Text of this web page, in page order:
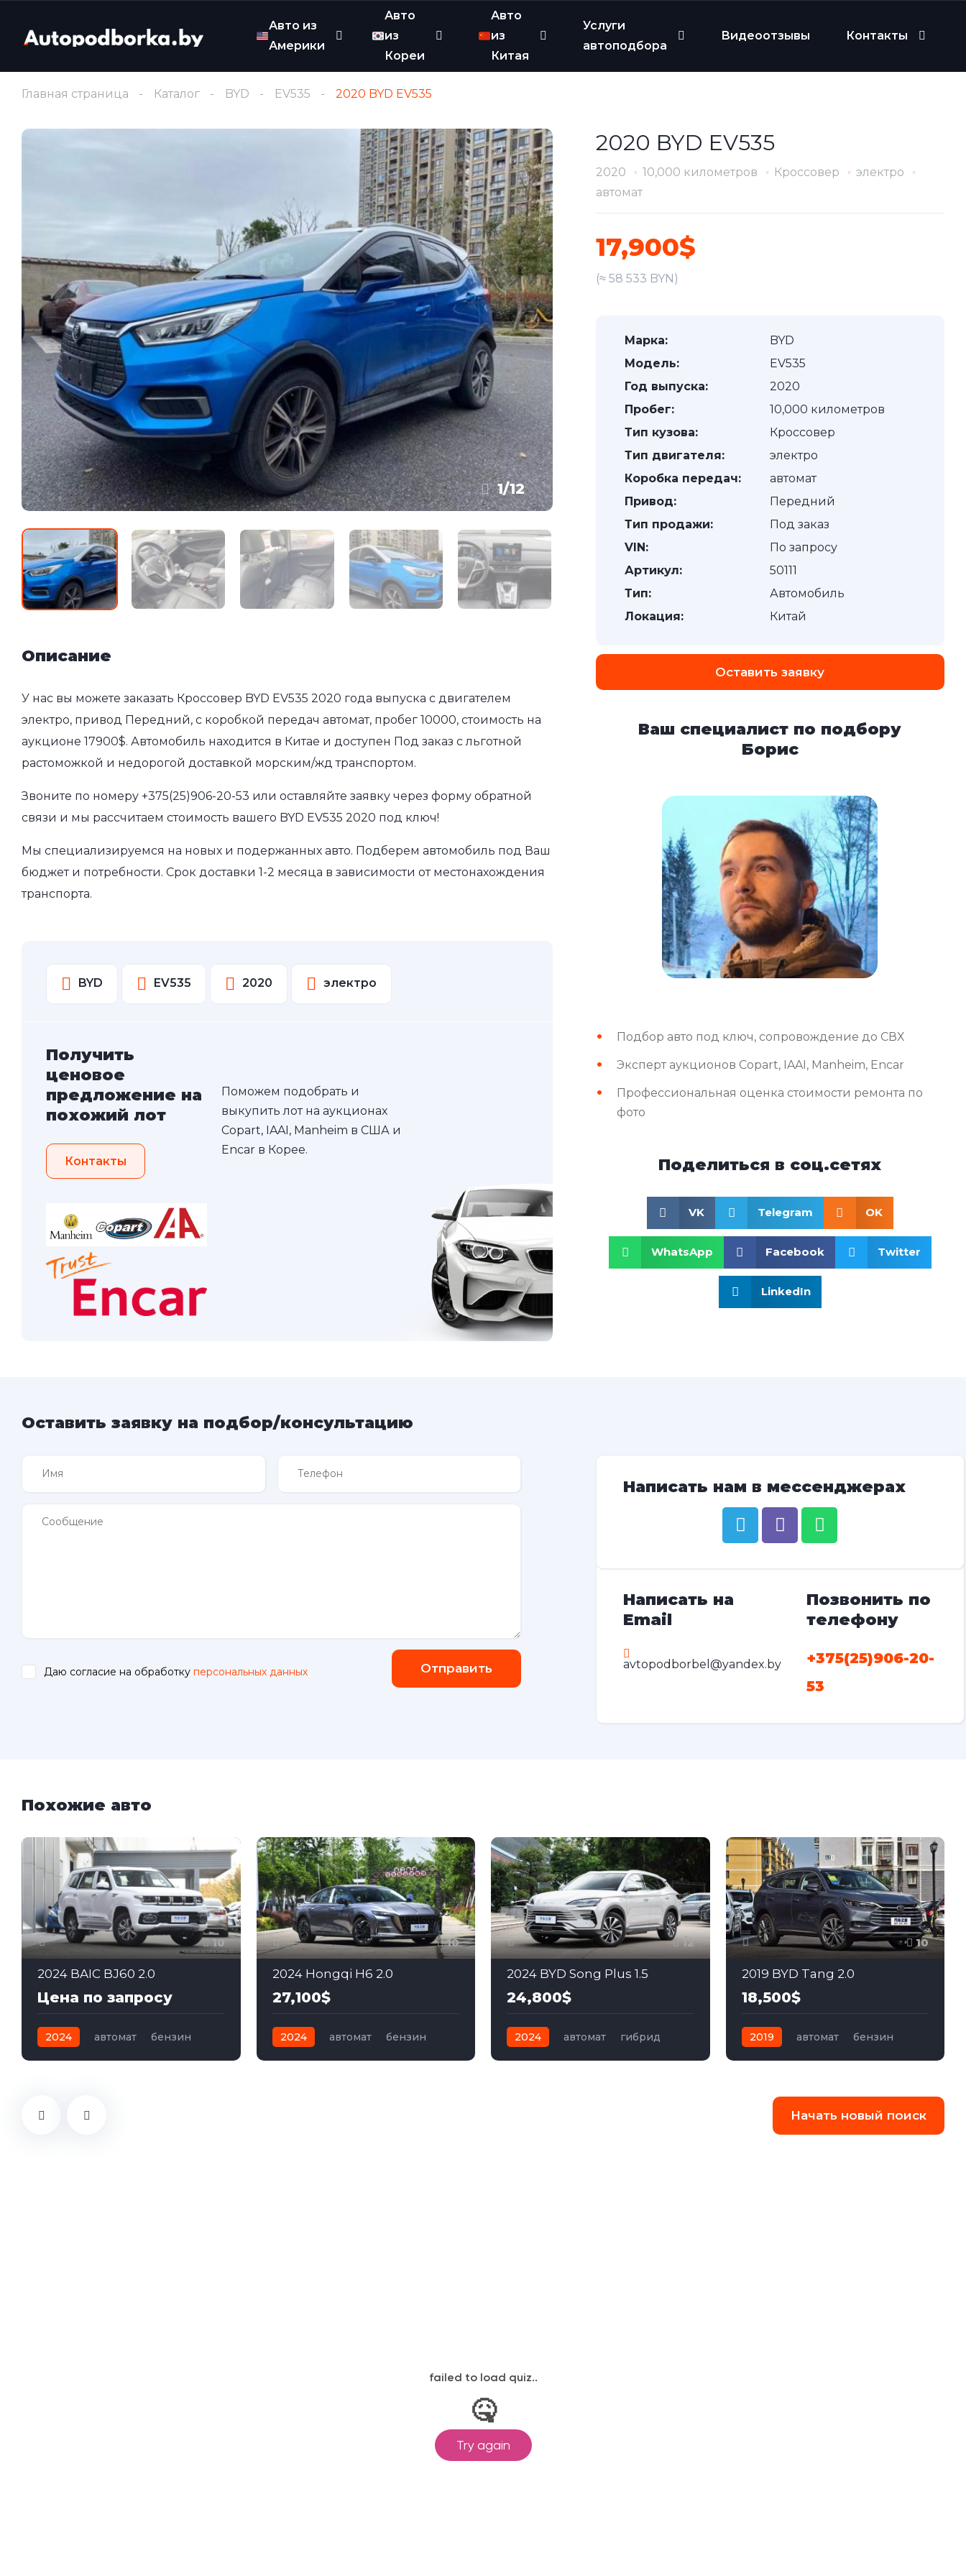
Авто из
Америки
Авто
из
Кореи
Авто
из
Китая
Услуги
автоподбора
Видеоотзывы Контакты
Главная страница Каталог BYD EV535 2020 BYD EV535
1/12
Описание
У нас вы можете заказать Кроссовер BYD EV535 2020 года выпуска с двигателем
электро, привод Передний, с коробкой передач автомат, пробег 10000, стоимость на
аукционе 17900$. Автомобиль находится в Китае и доступен Под заказ с льготной
растоможкой и недорогой доставкой морским/жд транспортом.
Звоните по номеру +375(25)906-20-53 или оставляйте заявку через форму обратной
связи и мы рассчитаем стоимость вашего BYD EV535 2020 под ключ!
Мы специализируемся на новых и подержанных авто. Подберем автомобиль под Ваш
бюджет и потребности. Срок доставки 1-2 месяца в зависимости от местонахождения
транспорта.
BYD EV535 2020 электро
Получить
ценовое
предложение на
похожий лот
Контакты
Поможем подобрать и
выкупить лот на аукционах
Copart, IAAI, Manheim в США и
Encar в Корее.
2020 BYD EV535
2020 10,000 километров Кроссовер
электро
автомат
17,900$
(≈ 58 533 BYN)
Марка:
BYD
Модель:
EV535
Год выпуска:
2020
Пробег:
10,000 километров
Тип кузова:
Кроссовер
Тип двигателя:
электро
Коробка передач:
автомат
Привод:
Передний
Тип продажи:
Под заказ
VIN:
По запросу
Артикул:
50111
Тип:
Автомобиль
Локация:
Китай
Оставить заявку
Ваш специалист по подбору
Борис
Подбор авто под ключ, сопровождение до СВХ
Эксперт аукционов Copart, IAAI, Manheim, Encar
Профессиональная оценка стоимости ремонта по
фото
Поделиться в соц.сетях
VK Telegram OK
WhatsApp Facebook Twitter
LinkedIn
Оставить заявку на подбор/консультацию
Даю согласие на обработку персональных данных Отправить
Написать нам в мессенджерах
Написать на
Email
avtopodborbel@yandex.by
Позвонить по
телефону
+375(25)906-20-
53
Похожие авто
10
2024 BAIC BJ60 2.0
Цена по запросу
2024 автомат
бензин
10
2024 Hongqi H6 2.0
27,100$
2024 автомат
бензин
12
2024 BYD Song Plus 1.5
24,800$
2024 автомат
гибрид
10
2019 BYD Tang 2.0
18,500$
2019 автомат
бензин
Начать новый поиск